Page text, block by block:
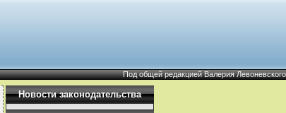
Под общей редакцией Валерия Левоневского
Новости законодательства